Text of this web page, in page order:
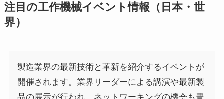
注目の工作機械イベント情報（日本・世
界）
製造業界の最新技術と革新を紹介するイベントが
開催されます。業界リーダーによる講演や最新製